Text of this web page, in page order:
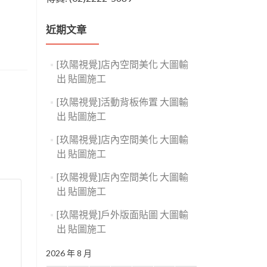
近期文章
[玖陽視覺]店內空間美化 大圖輸
出 貼圖施工
[玖陽視覺]活動背板佈置 大圖輸
出 貼圖施工
[玖陽視覺]店內空間美化 大圖輸
出 貼圖施工
[玖陽視覺]店內空間美化 大圖輸
出 貼圖施工
[玖陽視覺]戶外版面貼圖 大圖輸
出 貼圖施工
2026 年 8 月